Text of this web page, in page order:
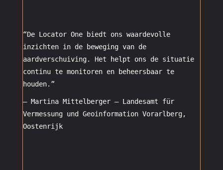
“De Locator One biedt ons waardevolle
inzichten in de beweging van de
aardverschuiving. Het helpt ons de situatie
continu te monitoren en beheersbaar te
houden.”
– Martina Mittelberger – Landesamt für
Vermessung und Geoinformation Vorarlberg,
Oostenrijk